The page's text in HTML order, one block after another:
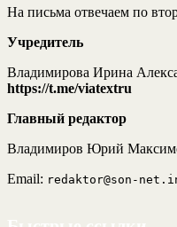
На письма отвечаем по
Учредитель
Владимирова Ирина
https://t.me/viatextru
Главный редактор
Владимиров Юрий
Email: redaktor@son-